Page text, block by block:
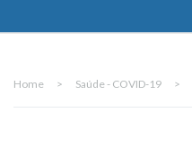
Home > Saúde - COVID-19 >